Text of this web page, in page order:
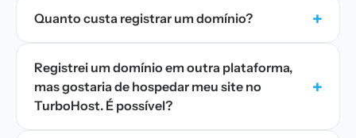
Quanto custa registrar um domínio? +
Registrei um domínio em outra plataforma,
mas gostaria de hospedar meu site no
TurboHost. É possível?
+